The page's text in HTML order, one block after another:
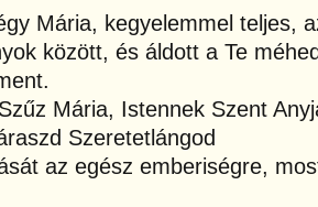
Mária, kegyelemmel teljes,
között, és áldott a Te
Mária, Istennek Szent
Szeretetlángod
az egész emberiségre,